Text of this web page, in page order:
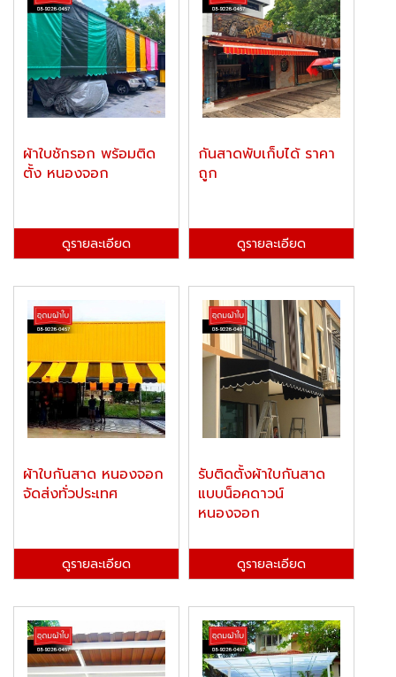
ผ้าใบชักรอก พร้อมติด
ตั้ง หนองจอก
ดูรายละเอียด
กันสาดพับเก็บได้ ราคา
ถูก
ดูรายละเอียด
ผ้าใบกันสาด หนองจอก
จัดส่งทั่วประเทศ
ดูรายละเอียด
รับติดตั้งผ้าใบกันสาด
แบบน็อคดาวน์
หนองจอก
ดูรายละเอียด